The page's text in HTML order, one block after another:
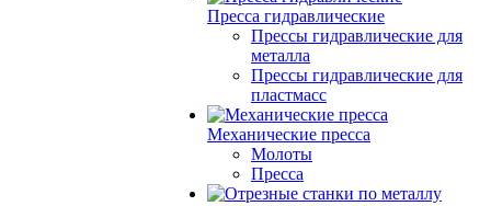
Пресса гидравлические
Прессы гидравлические для
металла
Прессы гидравлические для
пластмасс
Механические пресса
Молоты
Пресса